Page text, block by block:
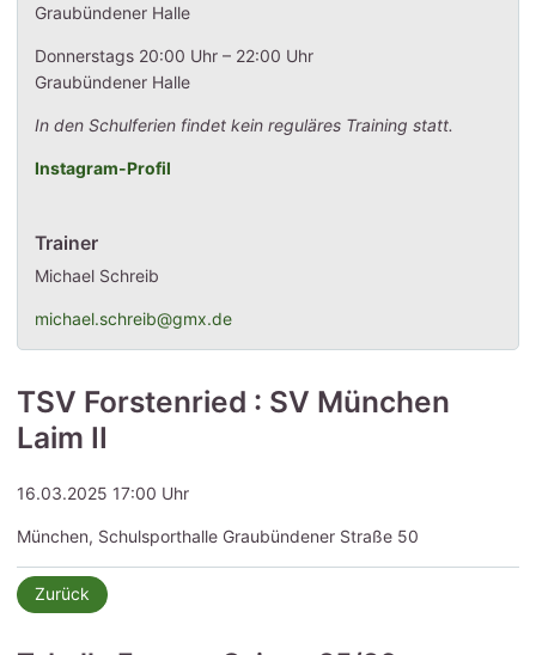
Graubündener Halle
Donnerstags 20:00 Uhr – 22:00 Uhr
Graubündener Halle
In den Schulferien findet kein reguläres Training statt.
Instagram-Profil
Trainer
Michael Schreib
michael.schreib@gmx.de
TSV Forstenried : SV München
Laim II
16.03.2025 17:00 Uhr
München, Schulsporthalle Graubündener Straße 50
Zurück